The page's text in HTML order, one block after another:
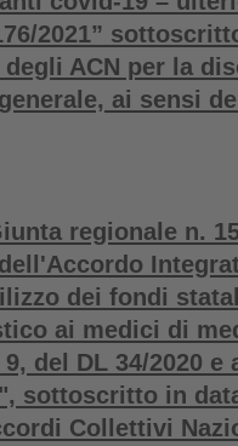
2021”
degli ACN per la
ai sensi
regionale n.
dei fondi
ai medici di
del DL 34/2020 e
sottoscritto in
Collettivi